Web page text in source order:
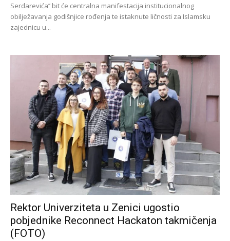
Serdarevića’’ bit će centralna manifestacija institucionalnog
obilježavanja godišnjice rođenja te istaknute ličnosti za Islamsku
zajednicu u...
Rektor Univerziteta u Zenici ugostio
pobjednike Reconnect Hackaton takmičenja
(FOTO)